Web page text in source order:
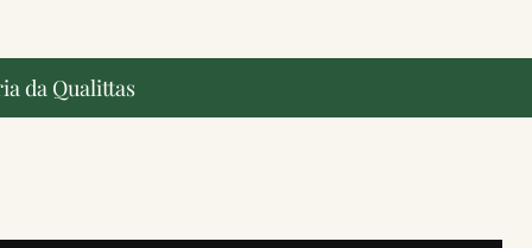
da Qualittasdestaque na imprensa